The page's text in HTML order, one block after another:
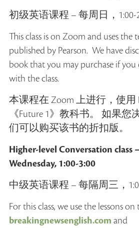
初级英语课程 – 每周日，1:00-
This class is on Zoom and uses the
published by Pearson. We have
book that you may purchase if
with the class.
本课程在 Zoom 上进行，使用
《Future 1》教科书。 如果
们可以购买该书的折扣版。
Higher-level Conversation class
Wednesday, 1:00-3:00
中级英语课程 – 每隔周三，
For this class, we use the lessons
breakingnewsenglish.com and